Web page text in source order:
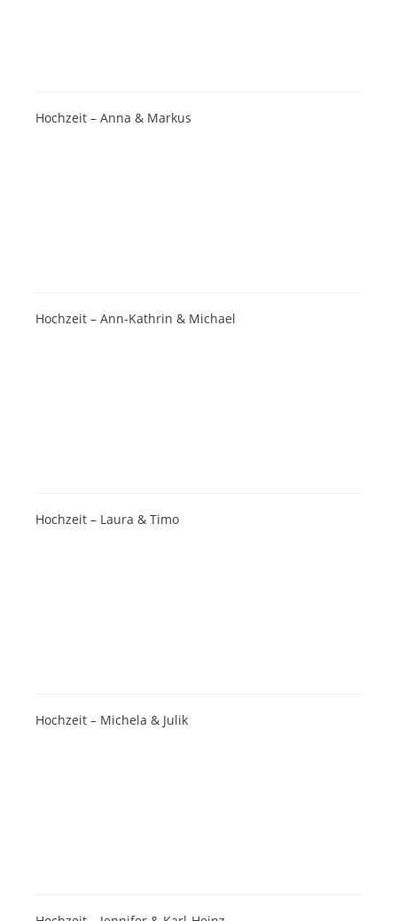
Hochzeit – Anna & Markus
Hochzeit – Ann-Kathrin & Michael
Hochzeit – Laura & Timo
Hochzeit – Michela & Julik